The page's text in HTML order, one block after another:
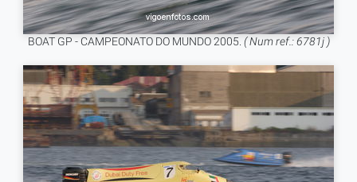
BOAT GP - CAMPEONATO DO MUNDO 2005. ( Num ref.: 6781j )